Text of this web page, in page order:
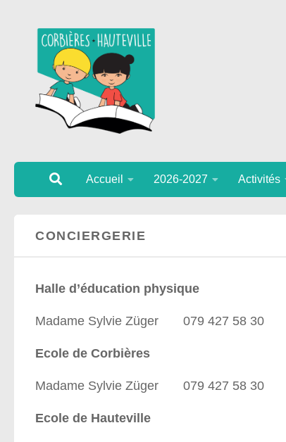
Accueil 2026-2027 Activités
CONCIERGERIE
Halle d’éducation physique
Madame Sylvie Züger 079 427 58 30
Ecole de Corbières
Madame Sylvie Züger 079 427 58 30
Ecole de Hauteville